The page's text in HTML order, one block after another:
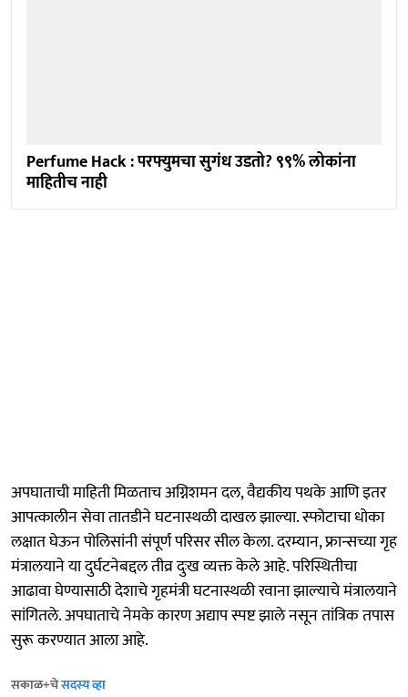
Perfume Hack : परफ्युमचा सुगंध उडतो? ९९% लोकांना
माहितीच नाही
अपघाताची माहिती मिळताच अग्निशमन दल, वैद्यकीय पथके आणि इतर
आपत्कालीन सेवा तातडीने घटनास्थळी दाखल झाल्या. स्फोटाचा धोका
लक्षात घेऊन पोलिसांनी संपूर्ण परिसर सील केला. दरम्यान, फ्रान्सच्या गृह
मंत्रालयाने या दुर्घटनेबद्दल तीव्र दुःख व्यक्त केले आहे. परिस्थितीचा
आढावा घेण्यासाठी देशाचे गृहमंत्री घटनास्थळी रवाना झाल्याचे मंत्रालयाने
सांगितले. अपघाताचे नेमके कारण अद्याप स्पष्ट झाले नसून तांत्रिक तपास
सुरू करण्यात आला आहे.
सकाळ+चेसदस्य व्हा